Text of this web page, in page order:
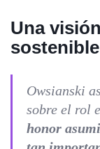
Una
Owsianski
sobre el rol
honor